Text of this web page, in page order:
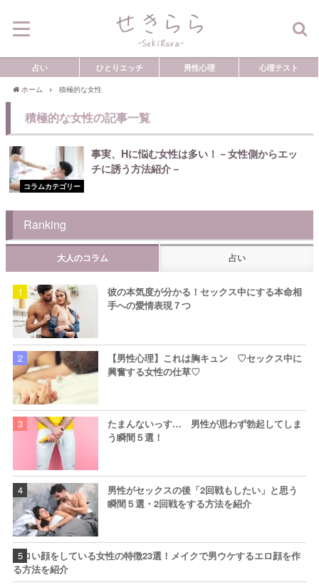
占い ひとりエッチ 男性心理 心理テスト
ホーム 積極的な女性
積極的な女性の記事一覧
コラムカテゴリー
事実、Hに悩む女性は多い！－女性側からエッ
チに誘う方法紹介－
Ranking
大人のコラム 占い
彼の本気度が分かる！セックス中にする本命相
手への愛情表現７つ
【男性心理】これは胸キュン ♡セックス中に
興奮する女性の仕草♡
たまんないっす… 男性が思わず勃起してしま
う瞬間５選！
男性がセックスの後「2回戦もしたい」と思う
瞬間５選・2回戦をする方法を紹介
エロい顔をしている女性の特徴23選！メイクで男ウケするエロ顔を作
る方法を紹介